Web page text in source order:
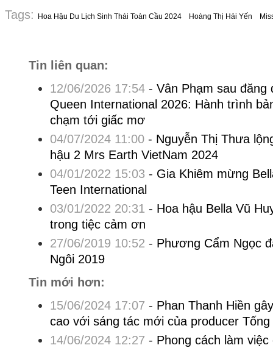
Tags: Hoa Hậu Du Lịch Sinh Thái Toàn Cầu 2024 Hoàng Thị Hải Yến
Tin liên quan:
12/06/2026 17:54- Vân Phạm sau đăng
Queen International 2026: Hành trình
chạm tới giấc mơ
04/07/2024 11:00- Nguyễn Thị Thưa
hậu 2 Mrs Earth VietNam 2024
04/01/2022 15:03 - Gia Khiêm mừng
Teen International
03/01/2022 20:31 - Hoa hậu Bella Vũ
trong tiệc cảm ơn
27/06/2019 10:52 - Phương Cẩm Ngọc
Ngôi 2019
Tin mới hơn:
15/06/2024 17:07 - Phan Thanh Hiền
cao với sáng tác mới của producer Tống
14/06/2024 12:27 - Phong cách làm